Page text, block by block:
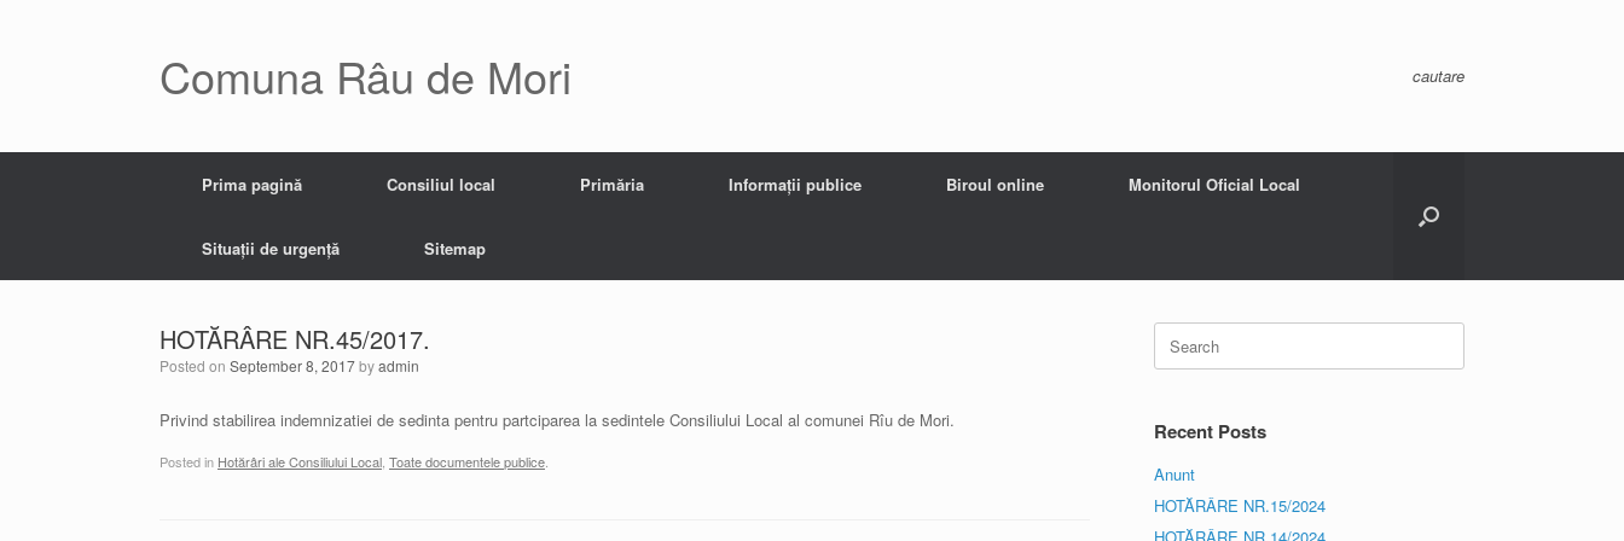
Comuna Râu de Mori cautare
Prima pagină Consiliul local Primăria Informații publice Biroul online Monitorul Oficial Local
Situații de urgență Sitemap
HOTĂRÂRE NR.45/2017.
Posted on September 8, 2017byadmin
Privind stabilirea indemnizatiei de sedinta pentru partciparea la sedintele Consiliului Local al comunei Rîu de Mori.
Posted in Hotărâri ale Consiliului Local, Toate documentele publice.
Search
for:
Recent Posts
Anunt
HOTĂRÂRE NR.15/2024